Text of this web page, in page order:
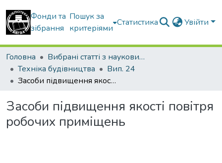
Фонди та
зібрання
Пошук за
критеріями
Статистика Увійти
Головна
Вибрані статті з наукових збірників КНУБА
Техніка будівництва
Вип. 24
Засоби підвищення якості повітря робочих приміщень
Засоби підвищення якості повітря
робочих приміщень